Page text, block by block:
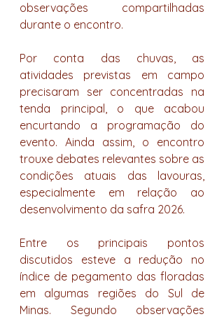
observações compartilhadas
durante o encontro.
Por conta das chuvas, as
atividades previstas em campo
precisaram ser concentradas na
tenda principal, o que acabou
encurtando a programação do
evento. Ainda assim, o encontro
trouxe debates relevantes sobre as
condições atuais das lavouras,
especialmente em relação ao
desenvolvimento da safra 2026.
Entre os principais pontos
discutidos esteve a redução no
índice de pegamento das floradas
em algumas regiões do Sul de
Minas. Segundo observações